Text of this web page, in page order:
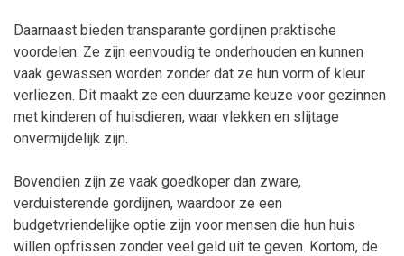
Daarnaast bieden transparante gordijnen praktische
voordelen. Ze zijn eenvoudig te onderhouden en kunnen
vaak gewassen worden zonder dat ze hun vorm of kleur
verliezen. Dit maakt ze een duurzame keuze voor gezinnen
met kinderen of huisdieren, waar vlekken en slijtage
onvermijdelijk zijn.
Bovendien zijn ze vaak goedkoper dan zware,
verduisterende gordijnen, waardoor ze een
budgetvriendelijke optie zijn voor mensen die hun huis
willen opfrissen zonder veel geld uit te geven. Kortom, de